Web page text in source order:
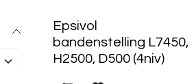
Epsivol
bandenstelling L7450,
H2500, D500 (4niv)